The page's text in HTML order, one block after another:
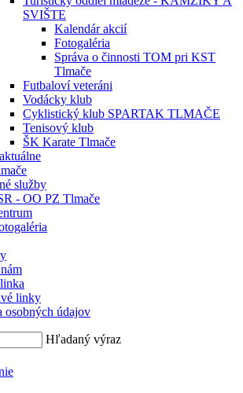
SVIŠTE
Kalendár akcií
Fotogaléria
Správa o činnosti TOM pri KST
Tlmače
Futbaloví veteráni
Vodácky klub
Cyklistický klub SPARTAK TLMAČE
Tenisový klub
ŠK Karate Tlmače
služby
- OO PZ Tlmače
linky
osobných údajov
Hľadaný výraz